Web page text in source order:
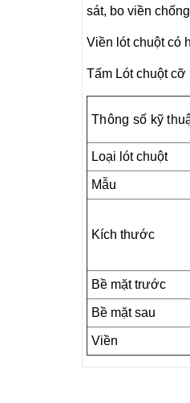
sát, bo viền
Viền lót chuột có
Tấm Lót chuột
Thông số kỹ
Loại lót chuột
Mẫu
Kích thước
Bề mặt trước
Bề mặt sau
Viền